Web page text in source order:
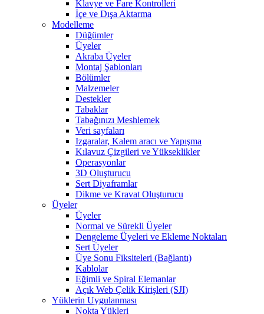
Klavye ve Fare Kontrolleri
İçe ve Dışa Aktarma
Modelleme
Düğümler
Üyeler
Akraba Üyeler
Montaj Şablonları
Bölümler
Malzemeler
Destekler
Tabaklar
Tabağınızı Meshlemek
Veri sayfaları
Izgaralar, Kalem aracı ve Yapışma
Kılavuz Çizgileri ve Yükseklikler
Operasyonlar
3D Oluşturucu
Sert Diyaframlar
Dikme ve Kravat Oluşturucu
Üyeler
Üyeler
Normal ve Sürekli Üyeler
Dengeleme Üyeleri ve Ekleme Noktaları
Sert Üyeler
Üye Sonu Fiksiteleri (Bağlantı)
Kablolar
Eğimli ve Spiral Elemanlar
Açık Web Çelik Kirişleri (SJI)
Yüklerin Uygulanması
Nokta Yükleri